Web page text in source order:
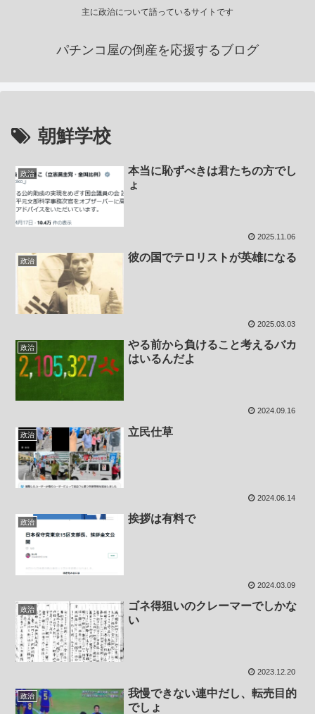
主に政治について語っているサイトです
パチンコ屋の倒産を応援するブログ
朝鮮学校
政治
本当に恥ずべきは君たちの方でし
ょ
2025.11.06
政治 彼の国でテロリストが英雄になる
2025.03.03
政治
やる前から負けること考えるバカ
はいるんだよ
2024.09.16
政治 立民仕草
2024.06.14
政治 挨拶は有料で
2024.03.09
政治
ゴネ得狙いのクレーマーでしかな
い
2023.12.20
政治
我慢できない連中だし、転売目的
でしょ